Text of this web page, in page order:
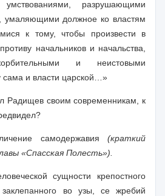
разрушающими
умаляющими должное ко властям
к тому, чтобы произвести в
начальников и начальства,
и неистовыми
сама и власти царской…»
Радищев своим современникам, к
самодержавия (краткий
«Спасская Полесть»).
сущности крепостного
во узы, се жребий